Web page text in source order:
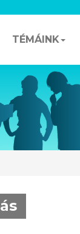
TÉMÁINK